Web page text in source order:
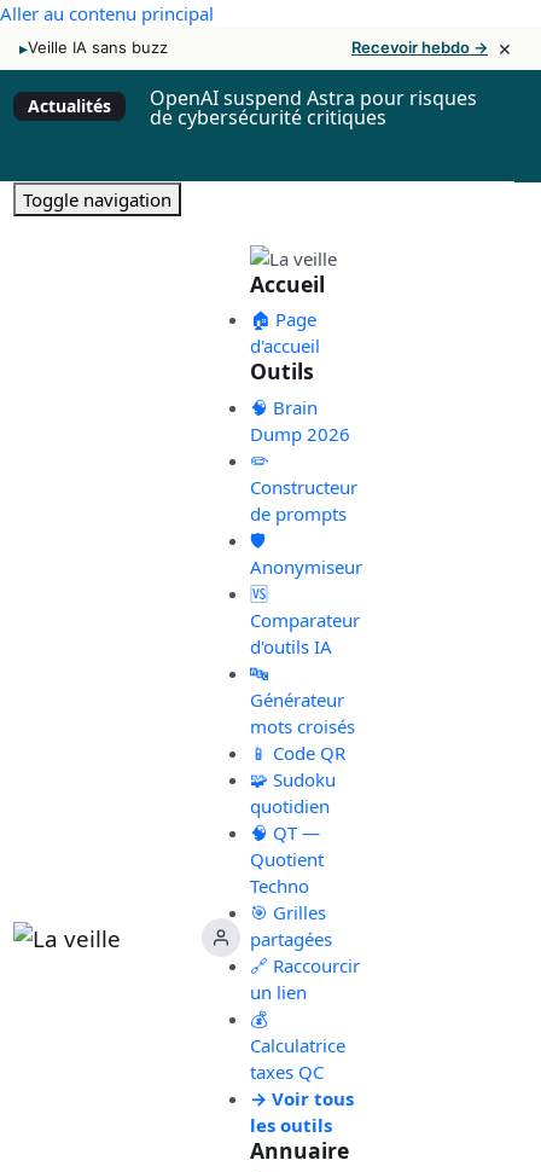
Aller au contenu principal
▸Veille IA sans buzz Recevoir hebdo → ×
Actualités OpenAI suspend Astra pour risques
de cybersécurité critiques
Toggle navigation
Accueil
🏠 Page
d'accueil
Outils
🧠 Brain
Dump 2026
✏️
Constructeur
de prompts
🛡️
Anonymiseur
🆚
Comparateur
d'outils IA
🔤
Générateur
mots croisés
📱 Code QR
🧩 Sudoku
quotidien
🧠 QT —
Quotient
Techno
🎯 Grilles
partagées
🔗 Raccourcir
un lien
💰
Calculatrice
taxes QC
→ Voir tous
les outils
Annuaire